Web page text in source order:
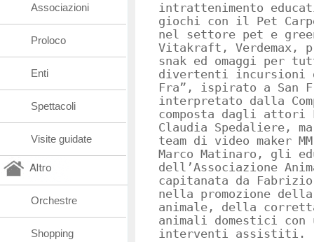
intrattenimento
giochi con il Pet
nel settore pet e
Vitakraft, Verdemax,
snak ed omaggi per
divertenti incursioni
Fra”, ispirato a San
interpretato dalla
composta dagli attori
Claudia Spedaliere,
team di video maker
Marco Matinaro, gli
dell’Associazione
capitanata da
nella promozione
animale, della
animali domestici
interventi assistiti.
Associazioni
Proloco
Enti
Spettacoli
Visite guidate
Altro
Orchestre
Shopping